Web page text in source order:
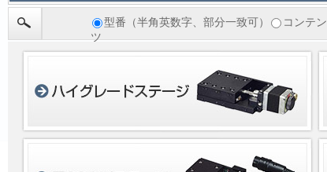
型番（半角英数字、部分一致可）
コンテン
ツ